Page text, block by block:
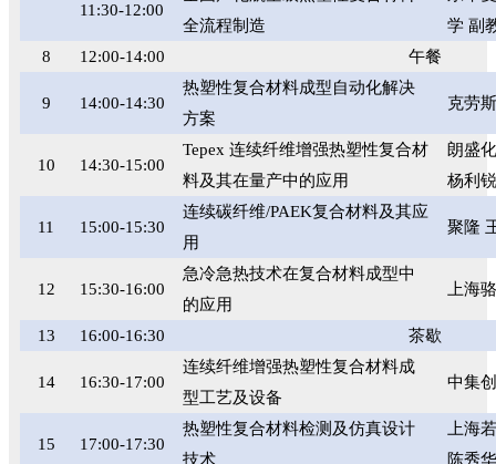
11:30-12:00
全流程制造
学 副
8
12:00-14:00 午餐
9 14:00-14:30
热塑性复合材料成型自动化解决
方案
克劳
10 14:30-15:00
Tepex 连续纤维增强热塑性复合材
料及其在量产中的应用
朗盛
杨利
11 15:00-15:30
连续碳纤维/PAEK复合材料及其应
用
聚隆
12 15:30-16:00
急冷急热技术在复合材料成型中
的应用
上海
13 16:00-16:30 茶歇
14 16:30-17:00
连续纤维增强热塑性复合材料成
型工艺及设备
中集
15 17:00-17:30
热塑性复合材料检测及仿真设计
技术
上海
陈秀